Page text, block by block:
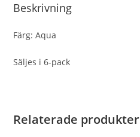
Beskrivning
Färg: Aqua
Säljes i 6-pack
Relaterade produkter